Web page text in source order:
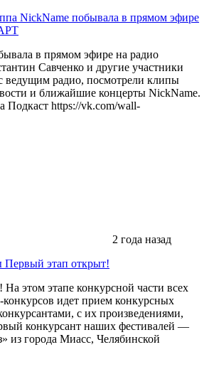
NickName побывала в прямом эфире
в прямом эфире на радио
Савченко и другие участники
ведущим радио, посмотрели клипы
и ближайшие концерты NickName.
Подкаст https://vk.com/wall-
2 года назад
Первый этап открыт!
этом этапе конкурсной части всех
идет прием конкурсных
с их произведениями,
конкурсант наших фестивалей —
из города Миасс, Челябинской